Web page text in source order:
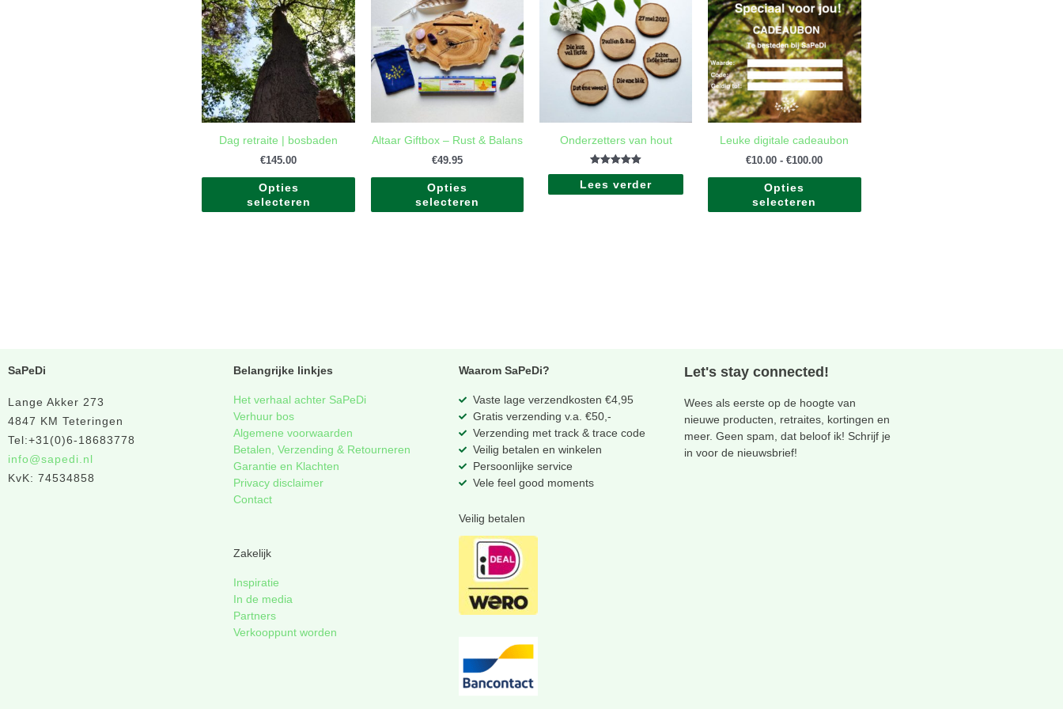
Dag retraite | bosbaden
€145.00
Opties
selecteren
heeft
meerdere
variaties.
Deze
optie
kan
gekozen
worden
productpagina
Altaar Giftbox – Rust & Balans
€49.95
Opties
selecteren
meerdere
variaties.
Deze
optie
worden
productpagina
Onderzetters van hout
Gewaardeerd
5.00
Lees verder
Leuke digitale cadeaubon
€10.00 - €100.00
€100.00
Opties
selecteren
heeft
meerdere
variaties.
Deze
optie
kan
gekozen
worden
productpagina
SaPeDi
Lange Akker 273
4847 KM Teteringen
Tel:+31(0)6-18683778
info@sapedi.nl
KvK: 74534858
Belangrijke linkjes
Het verhaal achter SaPeDi
Verhuur bos
Algemene voorwaarden
Betalen, Verzending & Retourneren
Garantie en Klachten
Privacy disclaimer
Contact
Zakelijk
Inspiratie
In de media
Partners
Verkooppunt worden
Waarom SaPeDi?
Vaste lage verzendkosten €4,95
Gratis verzending v.a. €50,-
Verzending met track & trace code
Veilig betalen en winkelen
Persoonlijke service
Vele feel good moments
Veilig betalen
Let's stay connected!
Wees als eerste op de hoogte van
nieuwe producten, retraites, kortingen en
meer. Geen spam, dat beloof ik! Schrijf je
in voor de nieuwsbrief!